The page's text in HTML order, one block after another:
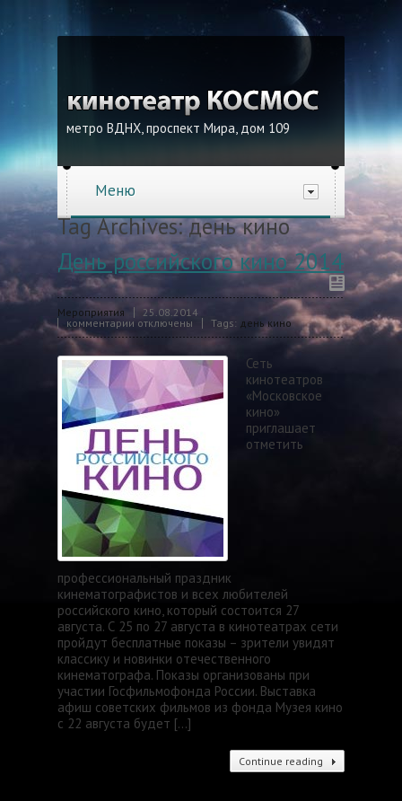
метро ВДНХ, проспект Мира, дом 109
Меню
Tag Archives:день кино
День российского кино 2014
Мероприятия
25.08.2014
комментарии отключены
Tags: день кино
Сеть
кинотеатров
«Московское
кино»
приглашает
отметить
профессиональный праздник
кинематографистов и всех любителей
российского кино, который состоится 27
августа. С 25 по 27 августа в кинотеатрах сети
пройдут бесплатные показы – зрители увидят
классику и новинки отечественного
кинематографа. Показы организованы при
участии Госфильмофонда России. Выставка
афиш советских фильмов из фонда Музея кино
с 22 августа будет […]
Continue reading